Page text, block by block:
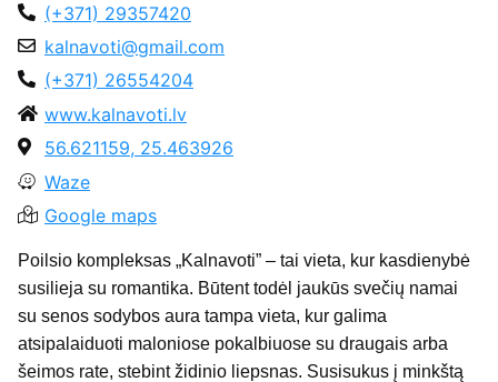
(+371) 29357420
kalnavoti@gmail.com
(+371) 26554204
www.kalnavoti.lv
56.621159, 25.463926
Waze
Google maps
Poilsio kompleksas „Kalnavoti” – tai vieta, kur kasdienybė
susilieja su romantika. Būtent todėl jaukūs svečių namai
su senos sodybos aura tampa vieta, kur galima
atsipalaiduoti maloniose pokalbiuose su draugais arba
šeimos rate, stebint židinio liepsnas. Susisukus į minkštą